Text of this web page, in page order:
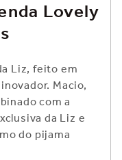
Lovely
Liz, feito em
Macio,
com a
da Liz e
do pijama